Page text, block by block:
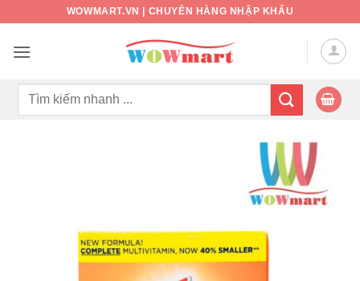
nội
WOWMART.VN | CHUYÊN HÀNG NHẬP KHẨU
Tìm